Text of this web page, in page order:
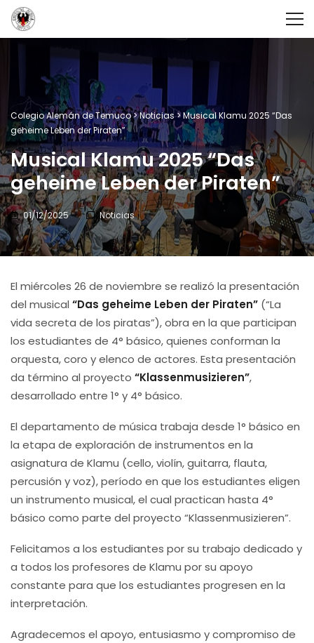
Colegio Alemán de Temuco>Noticias>Musical Klamu 2025 “Das
geheime Leben der Piraten”
Musical Klamu 2025 “Das
geheime Leben der Piraten”
01/12/2025 Noticias
El miércoles 26 de noviembre se realizó la presentación
del musical “Das geheime Leben der Piraten” (“La
vida secreta de los piratas”), obra en la que participan
los estudiantes de 4° básico, quienes conforman la
orquesta, coro y elenco de actores. Esta presentación
da término al proyecto “Klassenmusizieren”,
desarrollado entre 1° y 4° básico.
El departamento de música trabaja desde 1° básico en
la etapa de exploración de instrumentos en la
asignatura de Klamu (cello, violín, guitarra, flauta,
percusión y voz), período en que los estudiantes eligen
un instrumento musical, el cual practican hasta 4°
básico como parte del proyecto “Klassenmusizieren”.
Felicitamos a los estudiantes por su trabajo dedicado y
a todos los profesores de Klamu por su apoyo
constante para que los estudiantes progresen en la
interpretación.
Agradecemos el apoyo, entusiasmo y compromiso de